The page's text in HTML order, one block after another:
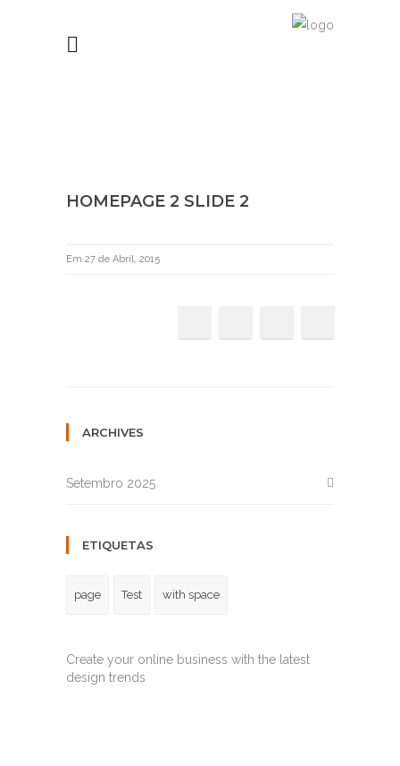
HOMEPAGE 2 SLIDE 2
Em 27 de Abril, 2015
ARCHIVES
Setembro 2025
ETIQUETAS
page Test with space
Create your online business with the latest
design trends